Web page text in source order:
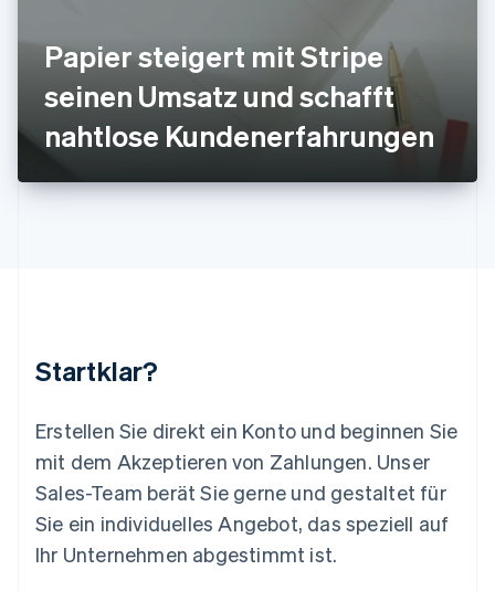
Papier steigert mit Stripe
seinen Umsatz und schafft
nahtlose Kundenerfahrungen
Startklar?
Erstellen Sie direkt ein Konto und beginnen Sie
mit dem Akzeptieren von Zahlungen. Unser
Sales-Team berät Sie gerne und gestaltet für
Sie ein individuelles Angebot, das speziell auf
Ihr Unternehmen abgestimmt ist.
Litauen
English
Luxemburg
FrançaisDeutschEnglish
Malaysia
Malta
Nederlands English
Norwegen
Österreich
Polen
English
Portugal
Português English
Rumänien